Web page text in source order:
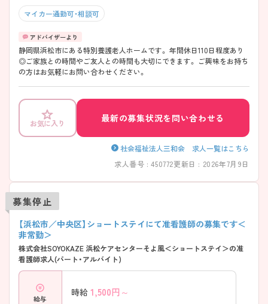
マイカー通勤可・相談可
静岡県浜松市にある特別養護老人ホームです。 年間休日110日程度あり
◎ご家族との時間やご友人との時間も大切にできます。 ご興味をお持ち
の方はお気軽にお問い合わせください。
お気に入り 最新の募集状況を問い合わせる
社会福祉法人三和会 求人一覧はこちら
求人番号 : 450772更新日 : 2026年7月9日
募集停止
【浜松市／中央区】ショートステイにて准看護師の募集です＜
非常勤＞
株式会社SOYOKAZE 浜松ケアセンターそよ風＜ショートステイ＞の准
看護師求人(パート・アルバイト)
給与
時給 1,500円～